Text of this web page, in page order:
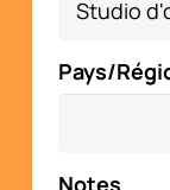
Pays/
Notes